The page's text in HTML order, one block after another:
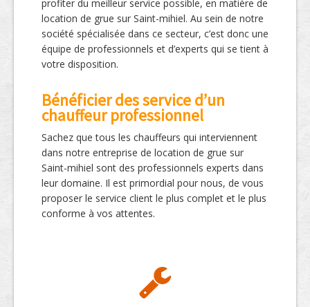
profiter du meilleur service possible, en matière de
location de grue sur Saint-mihiel. Au sein de notre
société spécialisée dans ce secteur, c’est donc une
équipe de professionnels et d’experts qui se tient à
votre disposition.
Bénéficier des service d’un
chauffeur professionnel
Sachez que tous les chauffeurs qui interviennent
dans notre entreprise de location de grue sur
Saint-mihiel sont des professionnels experts dans
leur domaine. Il est primordial pour nous, de vous
proposer le service client le plus complet et le plus
conforme à vos attentes.